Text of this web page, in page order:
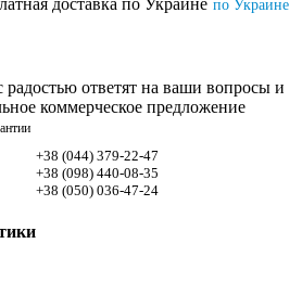
по Украине
ответят на ваши вопросы и
коммерческое предложение
+38 (044)379-22-47
+38 (098)440-08-35
+38 (050)036-47-24